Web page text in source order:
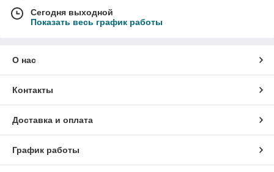
Сегодня выходной
Показать весь график работы
О нас
Контакты
Доставка и оплата
График работы